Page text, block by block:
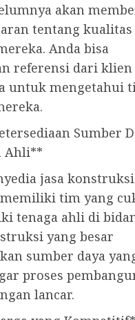
akan
tentang kualitas
Anda bisa
referensi dari klien
untuk mengetahui
Sumber
Ahli**
jasa
tim yang
tenaga ahli di
yang besar
sumber daya
proses
lancar.